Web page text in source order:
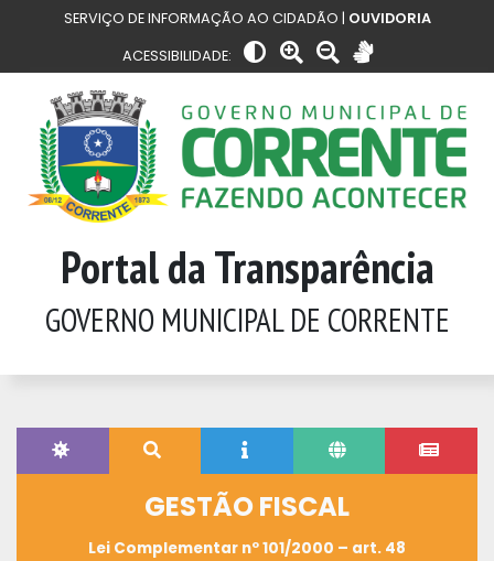
SERVIÇO DE INFORMAÇÃO AO CIDADÃO | OUVIDORIA
ACESSIBILIDADE:
Portal da Transparência
GOVERNO MUNICIPAL DE CORRENTE
GESTÃO FISCAL
Lei Complementar nº 101/2000 – art. 48